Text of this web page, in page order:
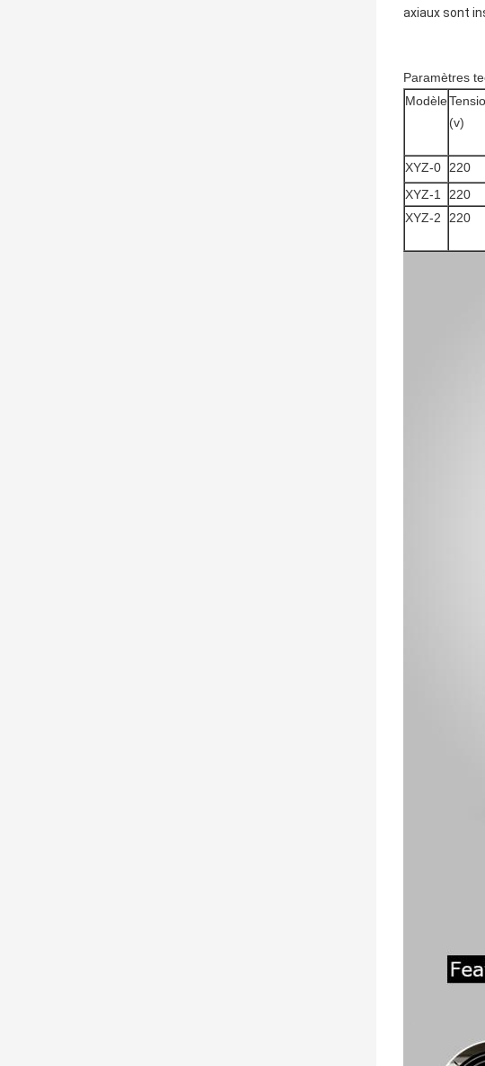
axiaux sont
Paramètres
Modèle
(v)
XYZ-0 220
XYZ-1
220
XYZ-2
220